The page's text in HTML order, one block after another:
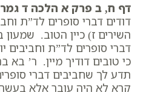
דף ח, ב פרק א הלכה ד
דודים דברי סופרים לד”ת
השירים ז) כיין הטוב. שמעון
דברי סופרים לד”ת וחביבים
כי טובים דודיך מיין. ר’ בא
תדע לך שחביבים דברי
קרא לא היה עובר אלא